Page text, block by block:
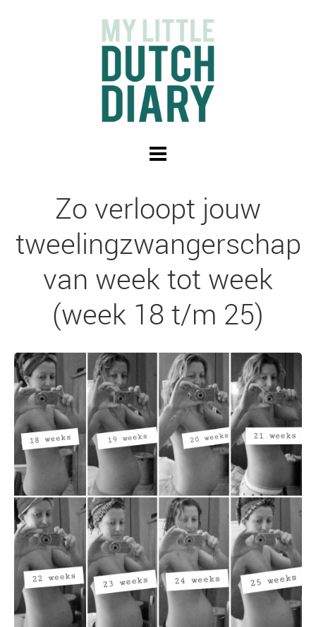
Zo verloopt jouw
tweelingzwangerschap
van week tot week
(week 18 t/m 25)